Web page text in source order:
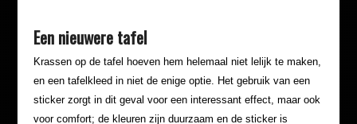
Een nieuwere tafel
Krassen op de tafel hoeven hem helemaal niet lelijk te maken,
en een tafelkleed in niet de enige optie. Het gebruik van een
sticker zorgt in dit geval voor een interessant effect, maar ook
voor comfort; de kleuren zijn duurzaam en de sticker is